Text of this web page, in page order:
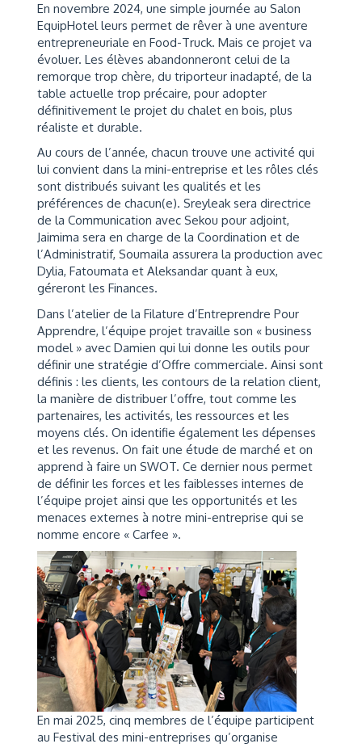
En novembre 2024, une simple journée au Salon
EquipHotel leurs permet de rêver à une aventure
entrepreneuriale en Food-Truck. Mais ce projet va
évoluer. Les élèves abandonneront celui de la
remorque trop chère, du triporteur inadapté, de la
table actuelle trop précaire, pour adopter
définitivement le projet du chalet en bois, plus
réaliste et durable.
Au cours de l’année, chacun trouve une activité qui
lui convient dans la mini-entreprise et les rôles clés
sont distribués suivant les qualités et les
préférences de chacun(e). Sreyleak sera directrice
de la Communication avec Sekou pour adjoint,
Jaimima sera en charge de la Coordination et de
l’Administratif, Soumaila assurera la production avec
Dylia, Fatoumata et Aleksandar quant à eux,
géreront les Finances.
Dans l’atelier de la Filature d’Entreprendre Pour
Apprendre, l’équipe projet travaille son « business
model » avec Damien qui lui donne les outils pour
définir une stratégie d’Offre commerciale. Ainsi sont
définis : les clients, les contours de la relation client,
la manière de distribuer l’offre, tout comme les
partenaires, les activités, les ressources et les
moyens clés. On identifie également les dépenses
et les revenus. On fait une étude de marché et on
apprend à faire un SWOT. Ce dernier nous permet
de définir les forces et les faiblesses internes de
l’équipe projet ainsi que les opportunités et les
menaces externes à notre mini-entreprise qui se
nomme encore « Carfee ».
En mai 2025, cinq membres de l’équipe participent
au Festival des mini-entreprises qu’organise